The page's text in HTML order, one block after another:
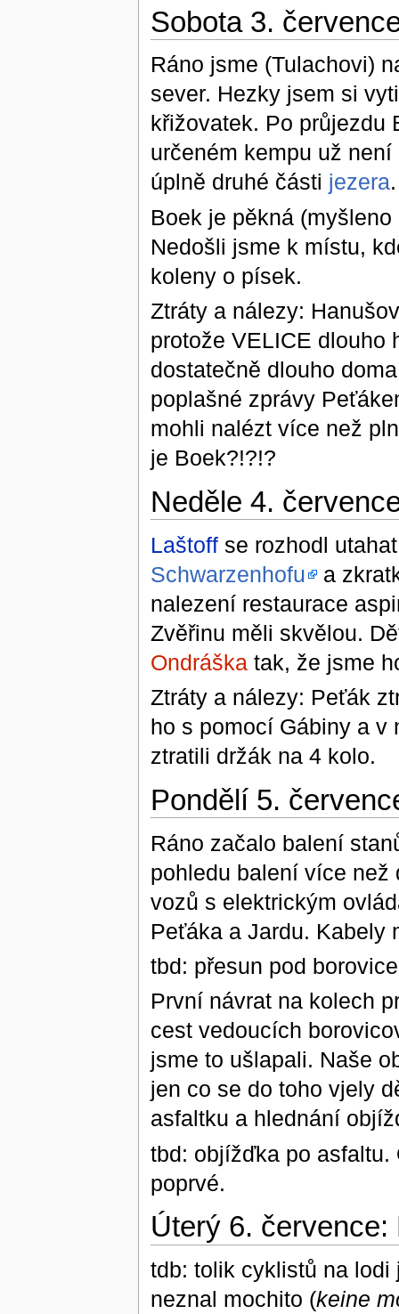
Sobota 3.
Ráno jsme (Tulachovi)
sever. Hezky jsem si
křižovatek. Po průjezdu
určeném kempu už
úplně druhé části jezera
Boek je pěkná
Nedošli jsme k místu,
koleny o písek.
Ztráty a nálezy:
protože VELICE dlouho
dostatečně dlouho
poplašné zprávy
mohli nalézt více než
je Boek?!?!?
Neděle 4.
Laštoffse rozhodl
Schwarzenhofu a
nalezení restaurace
Zvěřinu měli skvělou.
Ondráškatak, že jsme
Ztráty a nálezy: Peťák
ho s pomocí Gábiny a v
ztratili držák na 4 kolo.
Pondělí 5.
Ráno začalo balení
pohledu balení více
vozů s elektrickým
Peťáka a Jardu. Kabely
tbd: přesun pod
První návrat na kolech
cest vedoucích
jsme to ušlapali. Naše
jen co se do toho vjely
asfaltku a hlednání
tbd: objížďka po
poprvé.
Úterý 6.
tdb: tolik cyklistů na lodi
neznal mochito (keine